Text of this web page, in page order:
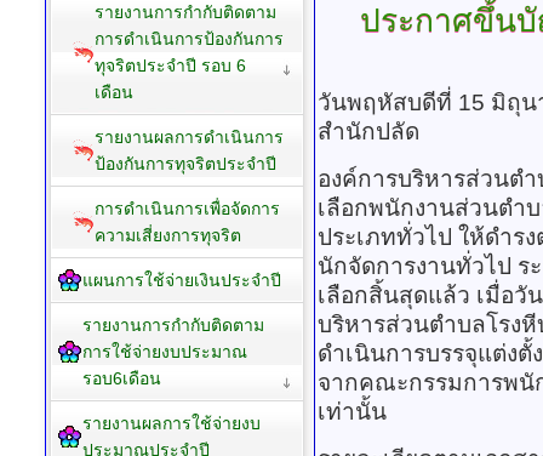
ประกาศขึ้น
วันพฤหัสบดีที่ 15 มิถุน
สำนักปลัด
องค์การบริหารส่วนต
เลือกพนักงานส่วนตำ
ประเภททั่วไป ให้ดำร
นักจัดการงานทั่วไป
เลือกสิ้นสุดแล้ว เมื่อวั
บริหารส่วนตำบลโรง
ดำเนินการบรรจุแต่ง
จากคณะกรรมการพนั
เท่านั้น
รายงานการกำกับติดตาม
การดำเนินการป้องกันการ
ทุจริตประจำปี รอบ 6
เดือน
รายงานผลการดำเนินการ
ป้องกันการทุจริตประจำปี
การดำเนินการเพื่อจัดการ
ความเสี่ยงการทุจริต
แผนการใช้จ่ายเงินประจำปี
รายงานการกำกับติดตาม
การใช้จ่ายงบประมาณ
รอบ6เดือน
รายงานผลการใช้จ่ายงบ
ประมาณประจำปี